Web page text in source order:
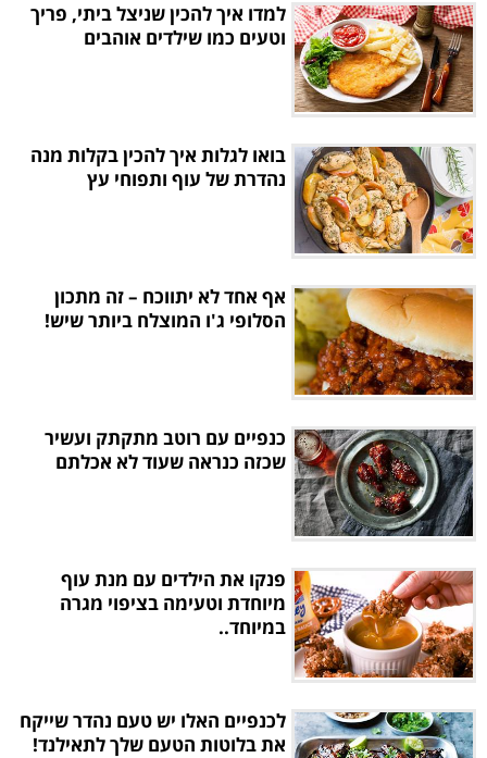
למדו איך להכין שניצל ביתי, פריך
וטעים כמו שילדים אוהבים
בואו לגלות איך להכין בקלות מנה
נהדרת של עוף ותפוחי עץ
אף אחד לא יתווכח – זה מתכון
הסלופי ג'ו המוצלח ביותר שיש!
כנפיים עם רוטב מתקתק ועשיר
שכזה כנראה שעוד לא אכלתם
פנקו את הילדים עם מנת עוף
מיוחדת וטעימה בציפוי מגרה
במיוחד..
לכנפיים האלו יש טעם נהדר שייקח
את בלוטות הטעם שלך לתאילנד!